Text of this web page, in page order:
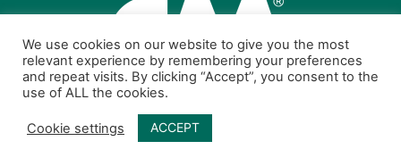
© 2026 Corporación Ambiental de México
We use cookies on our website to give you the most
relevant experience by remembering your preferences
and repeat visits. By clicking “Accept”, you consent to the
use of ALL the cookies.
Cookie settings ACCEPT